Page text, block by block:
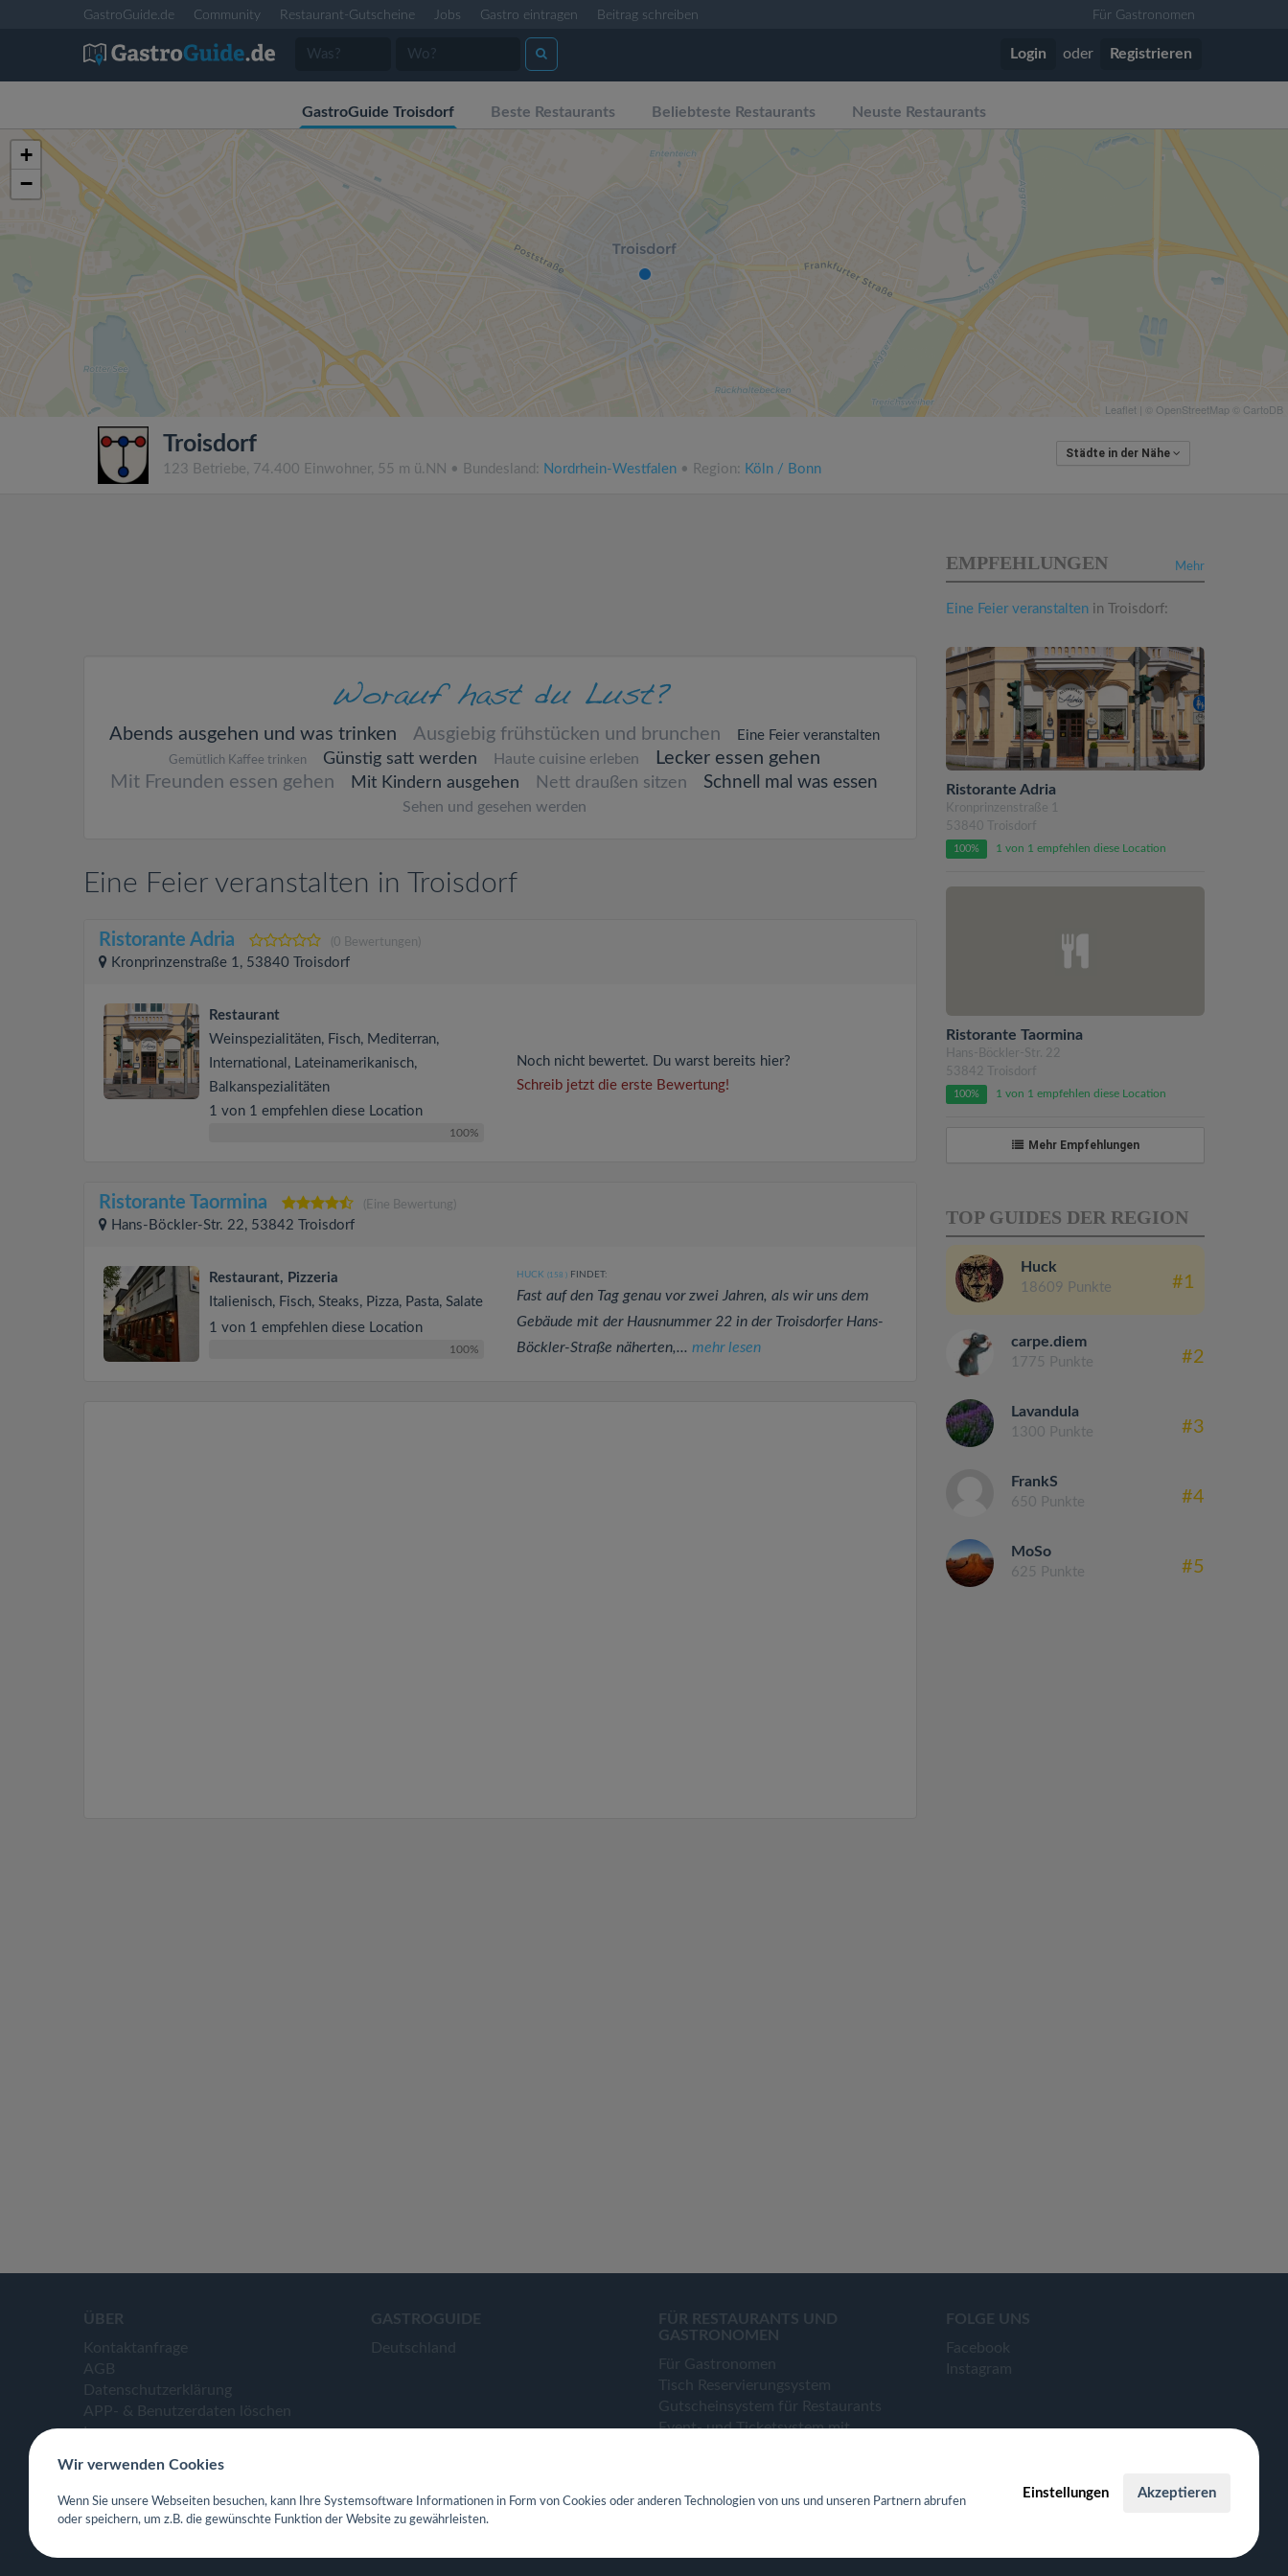
GastroGuide.de Community Restaurant-Gutscheine Jobs Gastro eintragen Beitrag schreiben Für Gastronomen
Login oder Registrieren
GastroGuide Troisdorf Beste Restaurants Beliebteste Restaurants Neuste Restaurants
+
−
Leaflet | © OpenStreetMap © CartoDB
Troisdorf
123 Betriebe, 74.400 Einwohner, 55 m ü.NN • Bundesland: Nordrhein-Westfalen • Region: Köln / Bonn
Städte in der Nähe
Abends ausgehen und was trinken Ausgiebig frühstücken und brunchen Eine Feier veranstalten
Gemütlich Kaffee trinken Günstig satt werden Haute cuisine erleben
Lecker essen gehen
Mit Freunden essen gehen
Mit Kindern ausgehen Nett draußen sitzen Schnell mal was essen
Sehen und gesehen werden
Eine Feier veranstalten in Troisdorf
Ristorante Adria (0 Bewertungen)
Kronprinzenstraße 1, 53840 Troisdorf
Restaurant
Weinspezialitäten, Fisch, Mediterran,
International, Lateinamerikanisch,
Balkanspezialitäten
1 von 1 empfehlen diese Location
100%
Noch nicht bewertet. Du warst bereits hier?
Schreib jetzt die erste Bewertung!
Ristorante Taormina (Eine Bewertung)
Hans-Böckler-Str. 22, 53842 Troisdorf
Restaurant, Pizzeria
Italienisch, Fisch, Steaks, Pizza, Pasta, Salate
1 von 1 empfehlen diese Location
100%
HUCK (158 )FINDET:
Fast auf den Tag genau vor zwei Jahren, als wir uns dem
Gebäude mit der Hausnummer 22 in der Troisdorfer Hans-
Böckler-Straße näherten,... mehr lesen
Mehr
EMPFEHLUNGEN
Eine Feier veranstalten in Troisdorf:
Ristorante Adria
Kronprinzenstraße 1
53840 Troisdorf
100% 1 von 1 empfehlen diese Location
Ristorante Taormina
Hans-Böckler-Str. 22
53842 Troisdorf
100% 1 von 1 empfehlen diese Location
Mehr Empfehlungen
TOP GUIDES DER REGION
Huck
18609 Punkte #1
carpe.diem
1775 Punkte #2
Lavandula
1300 Punkte #3
FrankS
650 Punkte #4
MoSo
625 Punkte #5
ÜBER
Kontaktanfrage
AGB
Datenschutzerklärung
APP- & Benutzerdaten löschen
Impressum
GASTROGUIDE
Deutschland
FÜR RESTAURANTS UND
GASTRONOMEN
Für Gastronomen
Tisch Reservierungsystem
Gutscheinsystem für Restaurants
Event- und Ticketsystem mit
Webseiten für Restaurant
FOLGE UNS
Facebook
Instagram
Wir verwenden Cookies
Wenn Sie unsere Webseiten besuchen, kann Ihre Systemsoftware Informationen in Form von Cookies oder anderen Technologien von uns und unseren Partnern abrufen
oder speichern, um z.B. die gewünschte Funktion der Website zu gewährleisten.
Einstellungen Akzeptieren